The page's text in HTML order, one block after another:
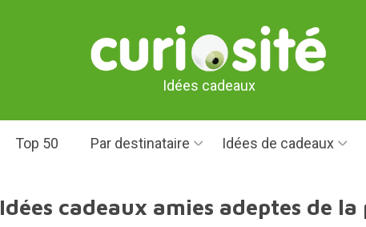
Idées cadeaux
Top 50 Par destinataire Idées de cadeaux
Idées cadeaux amies adeptes de la